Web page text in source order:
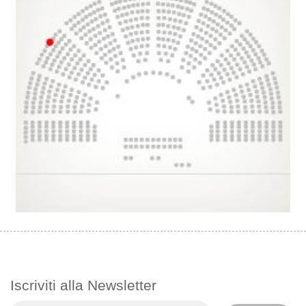
Iscriviti alla Newsletter